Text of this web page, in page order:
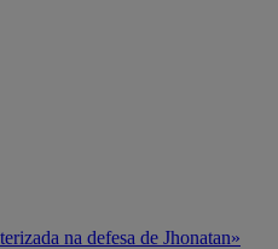
na defesa de Jhonatan»